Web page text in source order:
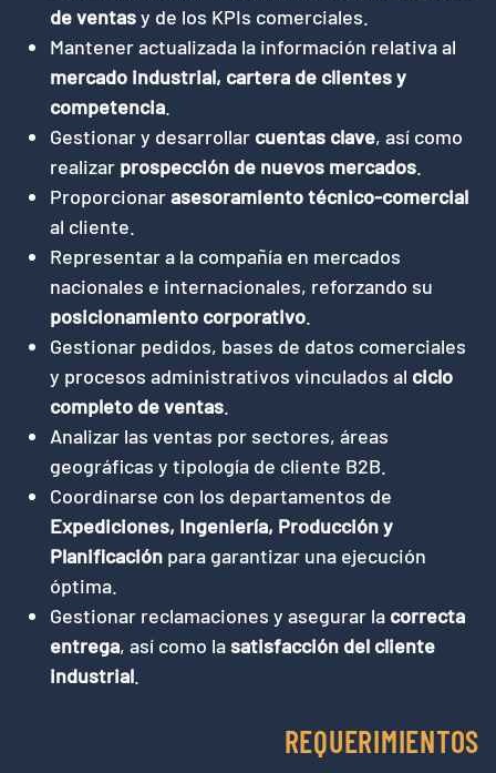
de ventasy de los KPIs comerciales.
Mantener actualizada la información relativa al
mercado industrial, cartera de clientes y
competencia.
Gestionar y desarrollar cuentas clave, así como
realizar prospección de nuevos mercados.
Proporcionarasesoramiento técnico-comercial
al cliente.
Representar a la compañía en mercados
nacionales e internacionales, reforzando su
posicionamiento corporativo.
Gestionar pedidos, bases de datos comerciales
y procesos administrativos vinculados al ciclo
completo de ventas.
Analizar las ventas por sectores, áreas
geográficas y tipología de cliente B2B.
Coordinarse con los departamentos de
Expediciones, Ingeniería, Producción y
Planificación para garantizar una ejecución
óptima.
Gestionar reclamaciones y asegurar la correcta
entrega, así como la satisfacción del cliente
industrial.
REQUERIMIENTOS